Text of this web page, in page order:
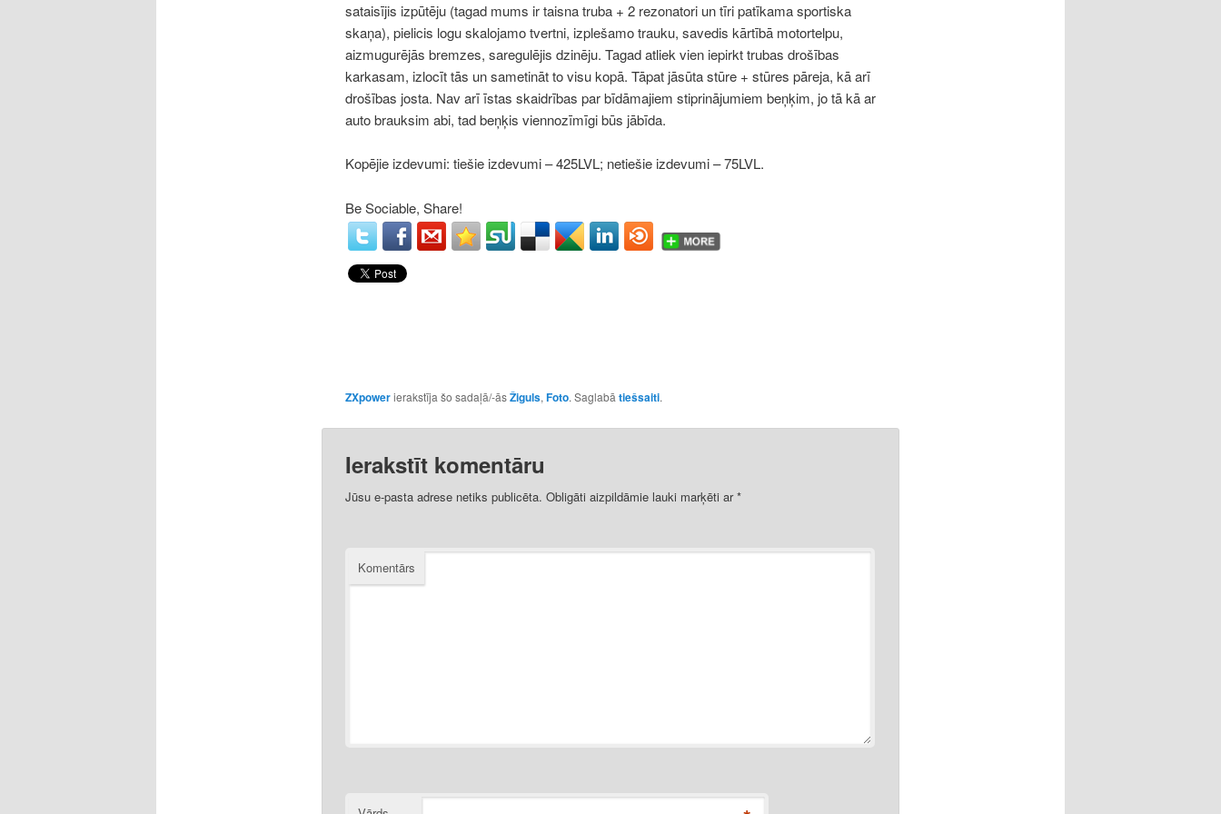
sataisījis izpūtēju (tagad mums ir taisna truba + 2 rezonatori un tīri patīkama sportiska
skaņa), pielicis logu skalojamo tvertni, izplešamo trauku, savedis kārtībā motortelpu,
aizmugurējās bremzes, saregulējis dzinēju. Tagad atliek vien iepirkt trubas drošības
karkasam, izlocīt tās un sametināt to visu kopā. Tāpat jāsūta stūre + stūres pāreja, kā arī
drošības josta. Nav arī īstas skaidrības par bīdāmajiem stiprinājumiem beņķim, jo tā kā ar
auto brauksim abi, tad beņķis viennozīmīgi būs jābīda.
Kopējie izdevumi: tiešie izdevumi – 425LVL; netiešie izdevumi – 75LVL.
Be Sociable, Share!
ZXpowerierakstīja šo sadaļā/-āsŽiguls, Foto. Saglabā tiešsaiti.
Ierakstīt komentāru
Jūsu e-pasta adrese netiks publicēta. Obligāti aizpildāmie lauki marķēti ar *
Komentārs